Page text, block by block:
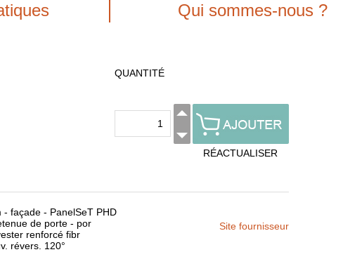
Qui sommes-nous ?
QUANTITÉ
RÉACTUALISER
façade - PanelSeT PHD
de porte - por
renforcé fibr
révers. 120°
Site fournisseur